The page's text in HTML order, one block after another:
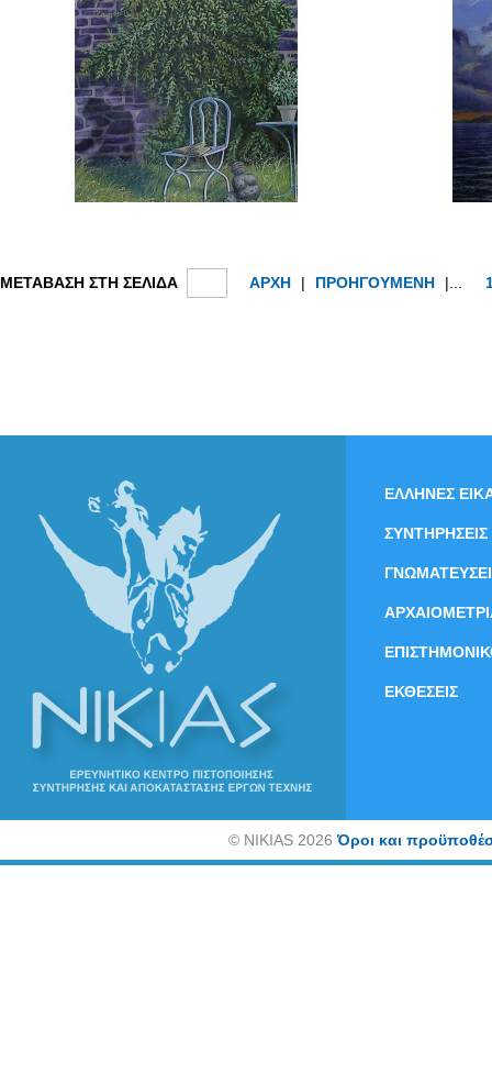
ΜΕΤΑΒΑΣΗ ΣΤΗ ΣΕΛΙΔΑ ΑΡΧΗ | ΠΡΟΗΓΟΥΜΕΝΗ |...
ΕΛΛΗΝΕΣ
ΣΥΝΤΗΡΗΣΕΙΣ
ΕΚΘΕΣΕΙΣ
©NIKIAS 2026Όροι και